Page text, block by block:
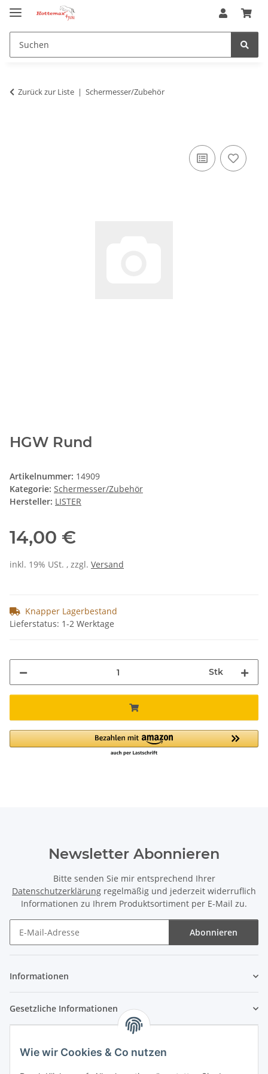
Wie wir Cookies & Co nutzen
Zurück zur Liste Schermesser/Zubehör
HGW Rund
Artikelnummer: 14909
Kategorie: Schermesser/Zubehör
Hersteller: LISTER
14,00 €
inkl. 19% USt. , zzgl. Versand
Knapper Lagerbestand
Lieferstatus: 1-2 Werktage
Stk
Newsletter Abonnieren
Bitte senden Sie mir entsprechend Ihrer
Datenschutzerklärung regelmäßig und jederzeit widerruflich
Informationen zu Ihrem Produktsortiment per E-Mail zu.
Abonnieren
Informationen
Gesetzliche Informationen